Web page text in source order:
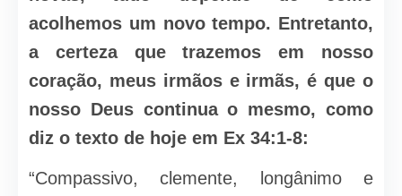
acolhemos um novo tempo. Entretanto,
a certeza que trazemos em nosso
coração, meus irmãos e irmãs, é que o
nosso Deus continua o mesmo, como
diz o texto de hoje em Ex 34:1-8:
“Compassivo, clemente, longânimo e